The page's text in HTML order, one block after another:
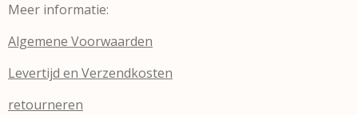
Meer informatie:
Algemene Voorwaarden
Levertijd en Verzendkosten
retourneren